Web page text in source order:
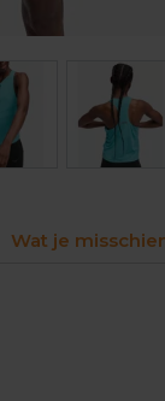
Wat je